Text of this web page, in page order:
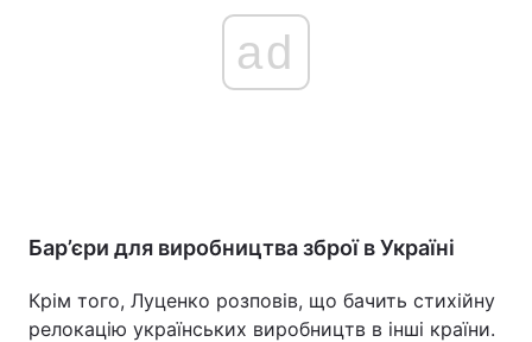
ad
Бар’єри для виробництва зброї в Україні
Крім того, Луценко розповів, що бачить стихійну
релокацію українських виробництв в інші країни.